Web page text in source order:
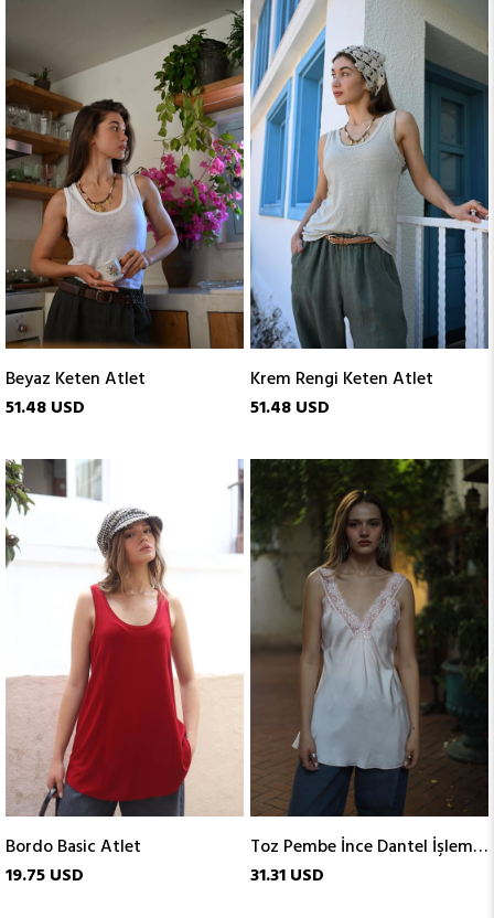
Beyaz Keten Atlet
51.48 USD
Krem Rengi Keten Atlet
51.48 USD
Bordo Basic Atlet
19.75 USD
Toz Pembe İnce Dantel İşlemeli Atlet
31.31 USD